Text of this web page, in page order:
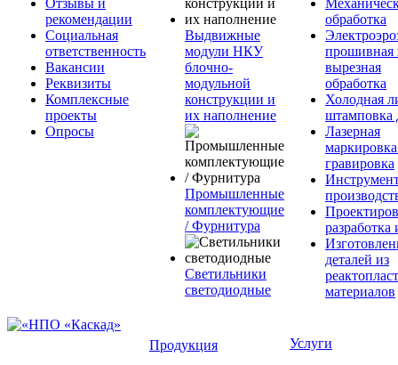
Отзывы и
рекомендации
Социальная
ответственность
Вакансии
Реквизиты
Комплексные
проекты
Опросы
Выдвижные
модули НКУ
блочно-
модульной
конструкции и
их наполнение
Промышленные
комплектующие
/ Фурнитура
Светильники
светодиодные
обработка
прошивная
вырезная
обработка
Холодная
штамповка
Лазерная
гравировка
разработка
деталей из
материалов
Продукция
Услуги